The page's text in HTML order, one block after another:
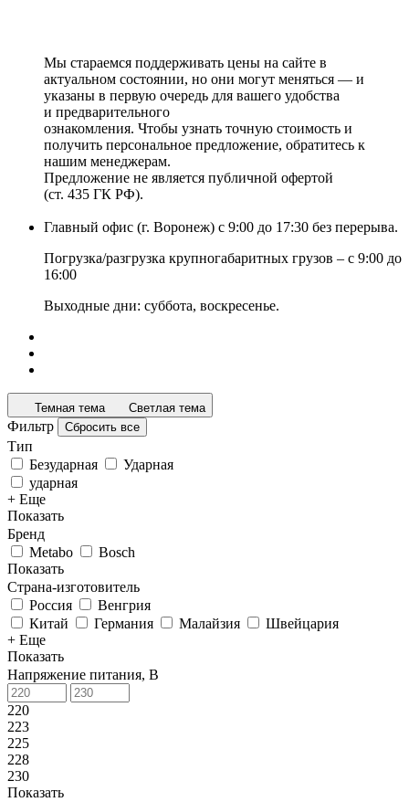
Мы стараемся поддерживать цены на сайте в
актуальном состоянии, но они могут меняться — и
указаны в первую очередь для вашего удобства
и предварительного
ознакомления. Чтобы узнать точную стоимость и
получить персональное предложение, обратитесь к
нашим менеджерам.
Предложение не является публичной офертой
(ст. 435 ГК РФ).
Главный офис (г. Воронеж) с 9:00 до 17:30 без перерыва.
Погрузка/разгрузка крупногабаритных грузов – с 9:00 до
16:00
Выходные дни: суббота, воскресенье.
Темная тема Светлая тема
Фильтр Сбросить все
Тип
Безударная
Ударная
ударная
+ Еще
Показать
Бренд
Metabo
Bosch
Показать
Страна-изготовитель
Россия
Венгрия
Китай
Германия Малайзия
Швейцария
+ Еще
Показать
Напряжение питания, В
220
223
225
228
230
Показать